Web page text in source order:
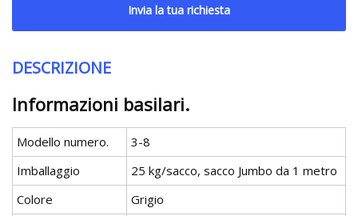
Invia la tua richiesta
DESCRIZIONE
Informazioni basilari.
Modello numero.
3-8
Imballaggio
25 kg/sacco, sacco Jumbo da 1 metro
Colore
Grigio